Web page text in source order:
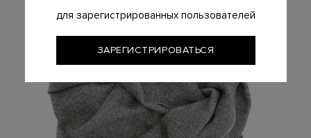
для зарегистрированных пользователей
ЗАРЕГИСТРИРОВАТЬСЯ